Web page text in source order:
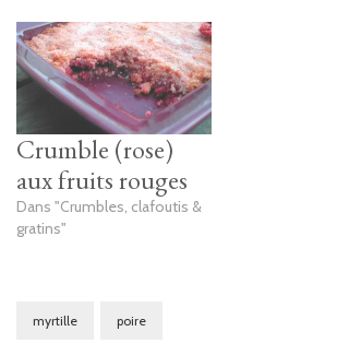
Crumble (rose)
aux fruits rouges
Dans "Crumbles, clafoutis &
gratins"
myrtille poire